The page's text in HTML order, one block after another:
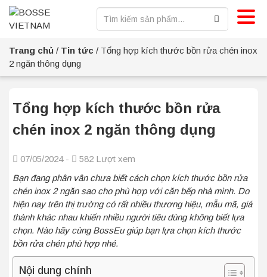
Trang chủ / Tin tức / Tổng hợp kích thước bồn rửa chén inox
2 ngăn thông dụng
Tổng hợp kích thước bồn rửa
chén inox 2 ngăn thông dụng
07/05/2024 -
582 Lượt xem
Bạn đang phân vân chưa biết cách chọn kích thước bồn rửa
chén inox 2 ngăn sao cho phù hợp với căn bếp nhà mình. Do
hiện nay trên thị trường có rất nhiều thương hiệu, mẫu mã, giá
thành khác nhau khiến nhiều người tiêu dùng không biết lựa
chọn. Nào hãy cùng BossEu giúp bạn lựa chọn kích thước
bồn rửa chén phù hợp nhé.
Nội dung chính